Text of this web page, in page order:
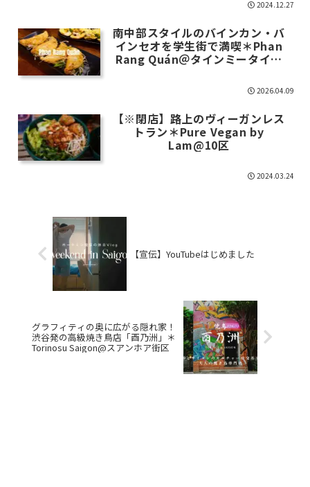
2024.12.27
南中部スタイルのバインカン・バ
インセオを学生街で満喫＊Phan
Rang Quán＠タインミータイ街
2026.04.09
【※閉店】路上のヴィーガンレス
トラン＊Pure Vegan by
Lam@10区
2024.03.24
【宣伝】YouTubeはじめました
グラフィティの奥に広がる隠れ家！
渋谷発の高級焼き鳥店「酉乃洲」＊
Torinosu Saigon@スアンホア街区